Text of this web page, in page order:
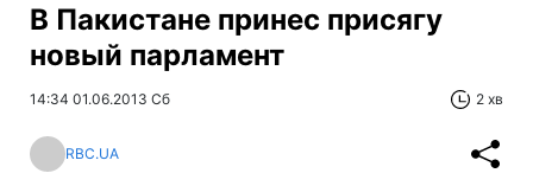
В Пакистане принес присягу
новый парламент
14:34 01.06.2013 Сб 2 хв
RBC.UA